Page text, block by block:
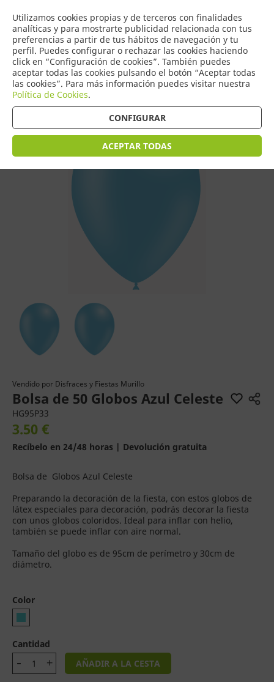
Utilizamos cookies propias y de terceros con finalidades
analíticas y para mostrarte publicidad relacionada con tus
preferencias a partir de tus hábitos de navegación y tu
perfil. Puedes configurar o rechazar las cookies haciendo
click en “Configuración de cookies”. También puedes
aceptar todas las cookies pulsando el botón “Aceptar todas
las cookies”. Para más información puedes visitar nuestra
Política de Cookies.
CONFIGURAR
ACEPTAR TODAS
0
COMERCIO
DE TORRIJOS
Tienda > Globos
Vendido por Disfraces y Fiestas Murillo
Bolsa de 50 Globos Azul Celeste
HG95P33
3.50 €
Recíbelo en 24/48 horas | Devolución gratuita
Bolsa de Globos Azul Celeste
Preparando la decoración de la fiesta, con estos globos de
látex especiales para decoración, podrás decorar la fiesta
con unos globos coloridos. Ideal para inflar con helio,
también se puede inflar con aire normal.
Tamaño del globo es de 95cm de perímetro y 30cm de
diámetro.
Color
Cantidad
AÑADIR A LA CESTA